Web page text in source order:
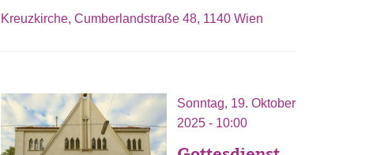
Kreuzkirche, Cumberlandstraße 48, 1140 Wien
Sonntag, 19. Oktober
2025 - 10:00